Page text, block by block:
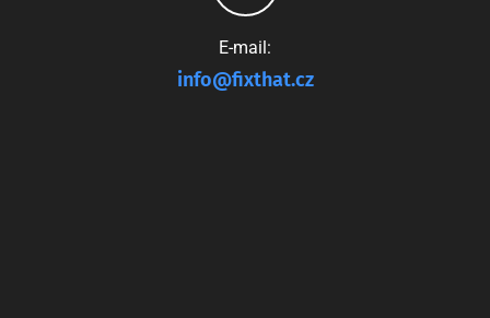
E-mail:
info@fixthat.cz